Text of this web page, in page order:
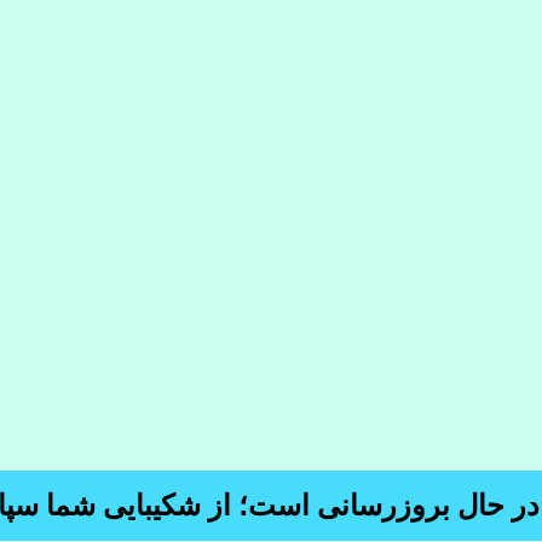
در حال بروزرسانی است؛ از شکیبایی شما